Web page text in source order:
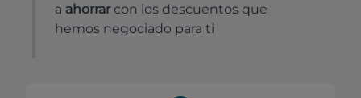
a ahorrar con los descuentos que
hemos negociado para ti